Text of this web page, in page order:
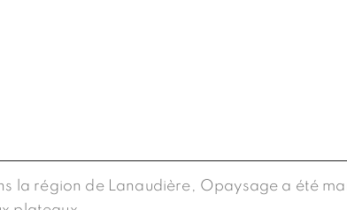
la région de Lanaudière, Opaysage a été